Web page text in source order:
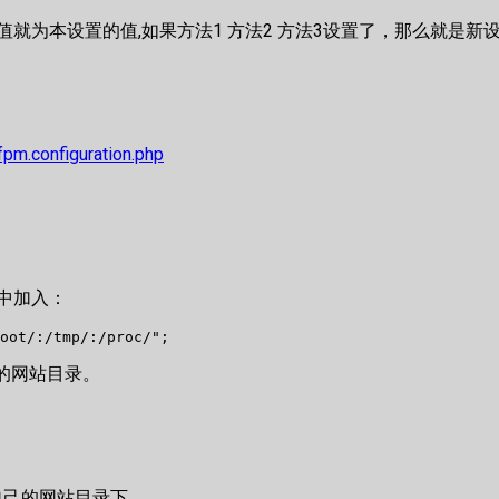
为本设置的值,如果方法1 方法2 方法3设置了，那么就是新设
加入：
:/tmp/:/proc/";
站目录。